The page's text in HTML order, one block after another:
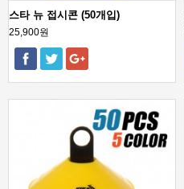
스타 뉴 접시콘 (50개입)
25,900원